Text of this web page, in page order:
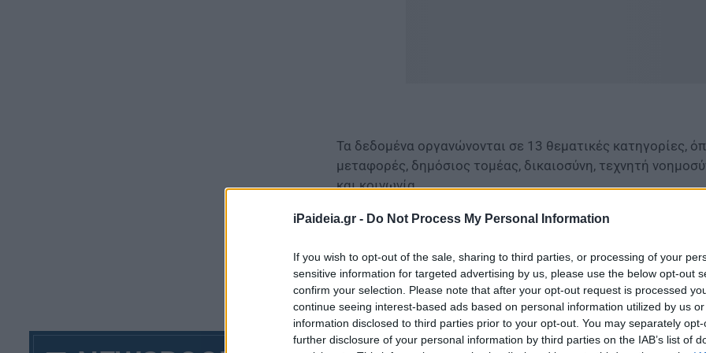
iPaideia.gr - Do Not Process My Personal Information
If you wish to opt-out of the sale, sharing to third parties, or processing of your
sensitive information for targeted advertising by us, please use the below opt-out
confirm your selection. Please note that after your opt-out request is processed
continue seeing interest-based ads based on personal information utilized by us
information disclosed to third parties prior to your opt-out. You may separately
further disclosure of your personal information by third parties on the IAB’s list of
Τα δεδομένα οργανώνονται σε 13 θεματικές κατηγορίες,
μεταφορές, δημόσιος τομέας, δικαιοσύνη, τεχνητή
και κοινωνία.
Η πύλη δεν λειτουργεί απλώς ως χώρος αποθήκευσης
προδιαγραφές για μεταδεδομένα, άδειες χρήσης,
Σύμφωνα με τον Δημήτρη Παπαστεργίου, η διάθεση
δημόσια διοίκηση και την ψηφιακή πολιτική της χώρας. Ο
Νοημοσύνη χωρίς ανοικτά δεδομένα.
Έμφαση δίνεται και στην ποιότητα των πληροφοριών, με